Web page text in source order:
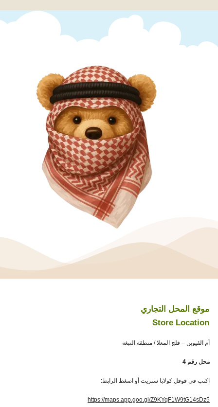
موقع المحل التجاري
Store Location
أم القيوين – فلج المعلا / منطقة النبغه
محل رقم 4
:اكتب في قوقل كولابا ستريت أو اضغط الرابط
https://maps.app.goo.gl/Z9KYqF1W9tG14sDz5